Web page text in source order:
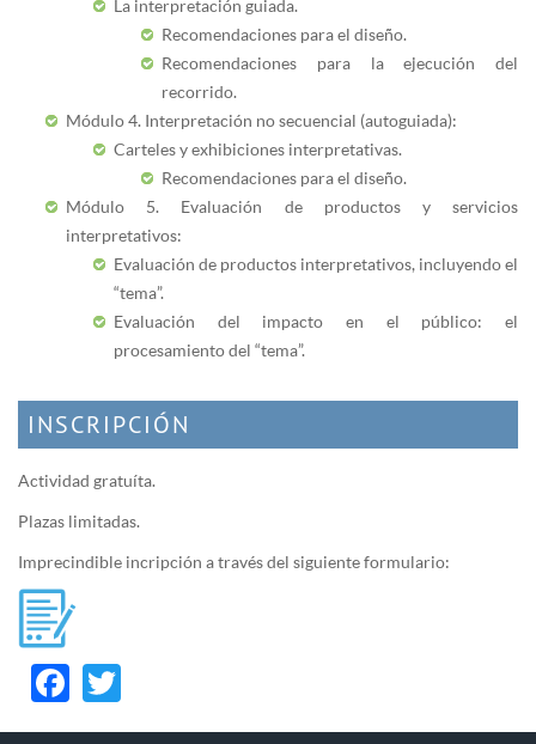
La interpretación guiada.
Recomendaciones para el diseño.
Recomendaciones para la ejecución del
recorrido.
Módulo4. Interpretación no secuencial (autoguiada):
Carteles y exhibiciones interpretativas.
Recomendaciones para el diseño.
Módulo 5. Evaluación de productos y servicios
interpretativos:
Evaluación de productos interpretativos, incluyendo el
“tema”.
Evaluación del impacto en el público: el
procesamiento del “tema”.
INSCRIPCIÓN
Actividad gratuíta.
Plazas limitadas.
Imprecindible incripción a través del siguiente formulario:
Facebook